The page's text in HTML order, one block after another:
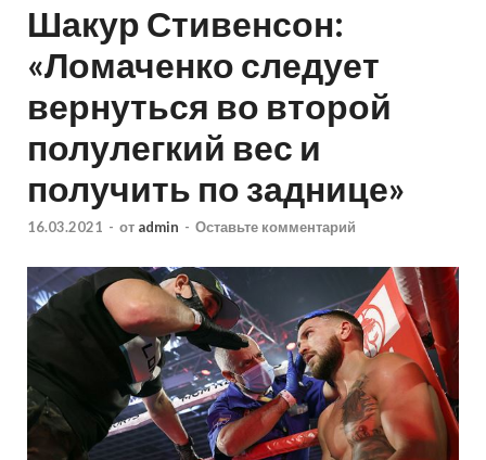
Шакур Стивенсон:
«Ломаченко следует
вернуться во второй
полулегкий вес и
получить по заднице»
16.03.2021 - от admin - Оставьте комментарий